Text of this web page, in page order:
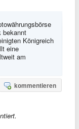
bekannt
Königreich
eine
am
kommentieren